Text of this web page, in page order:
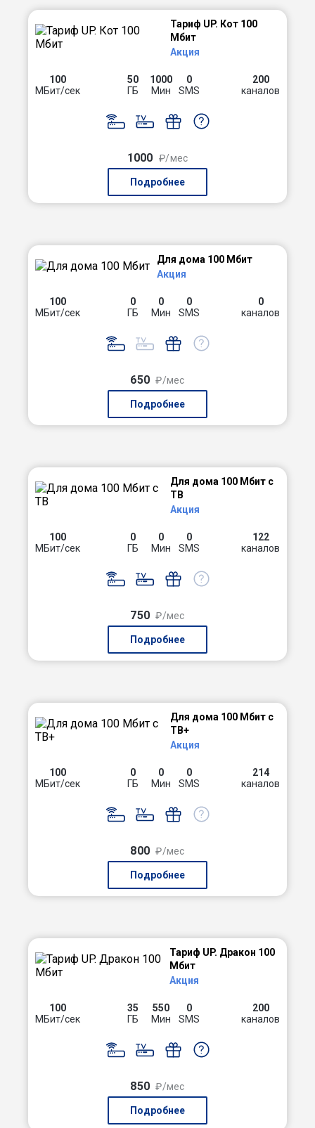
Тариф UP. Кот 100
Мбит
Акция
100
МБит/сек
50
ГБ
1000
Мин
0
SMS
200
каналов
1000 ₽/мес
Подробнее
Для дома 100 Мбит
Акция
100
МБит/сек
0
ГБ
0
Мин
0
SMS
0
каналов
650 ₽/мес
Подробнее
Для дома 100 Мбит с
ТВ
Акция
100
МБит/сек
0
ГБ
0
Мин
0
SMS
122
каналов
750 ₽/мес
Подробнее
Для дома 100 Мбит с
ТВ+
Акция
100
МБит/сек
0
ГБ
0
Мин
0
SMS
214
каналов
800 ₽/мес
Подробнее
Тариф UP. Дракон 100
Мбит
Акция
100
МБит/сек
35
ГБ
550
Мин
0
SMS
200
каналов
850 ₽/мес
Подробнее